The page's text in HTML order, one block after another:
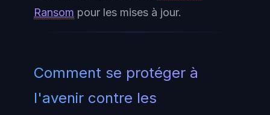
Ransom pour les mises à jour.
Comment se protéger à
l'avenir contre les